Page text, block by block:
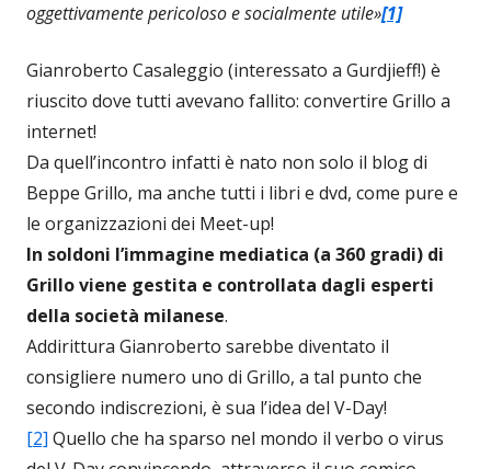
oggettivamente pericoloso e socialmente utile»[1]
Gianroberto Casaleggio (interessato a Gurdjieff!) è
riuscito dove tutti avevano fallito: convertire Grillo a
internet!
Da quell’incontro infatti è nato non solo il blog di
Beppe Grillo, ma anche tutti i libri e dvd, come pure e
le organizzazioni dei Meet-up!
In soldoni l’immagine mediatica (a 360 gradi) di
Grillo viene gestita e controllata dagli esperti
della società milanese.
Addirittura Gianroberto sarebbe diventato il
consigliere numero uno di Grillo, a tal punto che
secondo indiscrezioni, è sua l’idea del V-Day!
[2] Quello che ha sparso nel mondo il verbo o virus